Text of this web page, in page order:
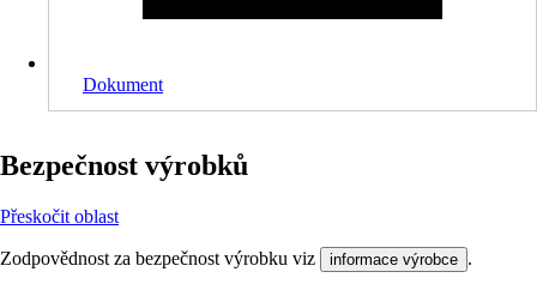
Dokument
Bezpečnost výrobků
Přeskočit oblast
Zodpovědnost za bezpečnost výrobku viz informace výrobce .